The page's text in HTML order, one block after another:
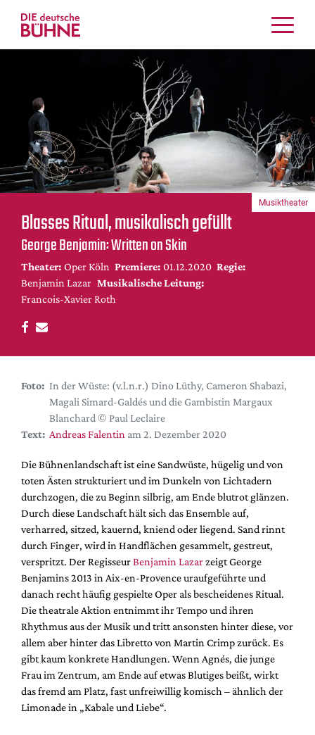
Musiktheater
Tanz
Crossover
Bühnenwelt
Festivals & Veranstaltungen
Menschen & Theater
Themen
Internationales
Nachrufe
Medientipps
DdB-map
Kalender
Festival-Planer
Hefte
Alle Hefte
Leseproben
Podcast
Service
Shop / Abo
Newsletter
Redaktion
Autor:innen
Partner
Mediadaten
Suche
Blasses Ritual, musikalisch gefüllt
George Benjamin: Written on Skin
Theater: Oper Köln Premiere: 01.12.2020 Regie:
Benjamin Lazar Musikalische Leitung:
Francois-Xavier Roth
Musiktheater
Foto: In der Wüste: (v.l.n.r.) Dino Lüthy, Cameron Shabazi,
Magali Simard-Galdés und die Gambistin Margaux
Blanchard © Paul Leclaire
Text: Andreas Falentin am 2. Dezember 2020
Die Bühnenlandschaft ist eine Sandwüste, hügelig und von
toten Ästen strukturiert und im Dunkeln von Lichtadern
durchzogen, die zu Beginn silbrig, am Ende blutrot glänzen.
Durch diese Landschaft hält sich das Ensemble auf,
verharred, sitzed, kauernd, kniend oder liegend. Sand rinnt
durch Finger, wird in Handflächen gesammelt, gestreut,
verspritzt. Der RegisseurBenjamin Lazarzeigt George
Benjamins 2013 in Aix-en-Provence uraufgeführte und
danach recht häufig gespielte Oper als bescheidenes Ritual.
Die theatrale Aktion entnimmt ihr Tempo und ihren
Rhythmus aus der Musik und tritt ansonsten hinter diese, vor
allem aber hinter das Libretto von Martin Crimp zurück. Es
gibt kaum konkrete Handlungen. Wenn Agnés, die junge
Frau im Zentrum, am Ende auf etwas Blutiges beißt, wirkt
das fremd am Platz, fast unfreiwillig komisch – ähnlich der
Limonade in „Kabale und Liebe“.